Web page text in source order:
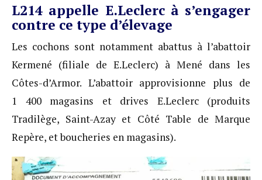
L214 appelle E.Leclerc à s’engager
contre ce type d’élevage
Les cochons sont notamment abattus à l’abattoir
Kermené (filiale de E.Leclerc) à Mené dans les
Côtes-d’Armor. L’abattoir approvisionne plus de
1 400 magasins et drives E.Leclerc (produits
Tradilège, Saint-Azay et Côté Table de Marque
Repère, et boucheries en magasins).